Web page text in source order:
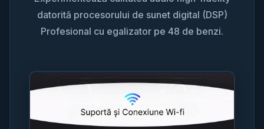
datorită procesorului de sunet digital (DSP)
Profesional cu egalizator pe 48 de benzi.